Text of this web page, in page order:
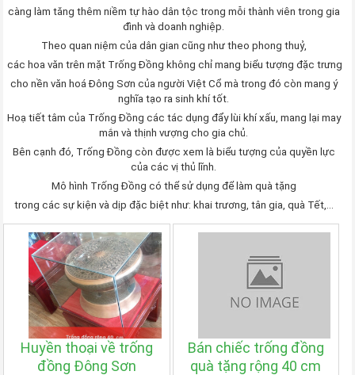
càng làm tăng thêm niềm tự hào dân tộc trong mỗi thành viên trong gia
đình và doanh nghiệp.
Theo quan niệm của dân gian cũng như theo phong thuỷ,
các hoa văn trên mặt Trống Đồng không chỉ mang biểu tượng đặc trưng
cho nền văn hoá Đông Sơn của người Việt Cổ mà trong đó còn mang ý
nghĩa tạo ra sinh khí tốt.
Hoạ tiết tâm của Trống Đồng các tác dụng đẩy lùi khí xấu, mang lại may
mắn và thịnh vượng cho gia chủ.
Bên cạnh đó, Trống Đồng còn được xem là biểu tượng của quyền lực
của các vị thủ lĩnh.
Mô hình Trống Đồng có thể sử dụng để làm quà tặng
trong các sự kiện và dịp đặc biệt như: khai trương, tân gia, quà Tết,…
Huyền thoại về trống
đồng Đông Sơn
Bán chiếc trống đồng
quà tặng rộng 40 cm